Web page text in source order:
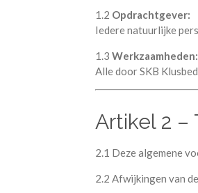
1.2 Opdrachtgever:
Iedere natuurlijke
1.3 Werkzaamheden:
Alle door SKB
Artikel 2 –
2.1 Deze algemene
2.2 Afwijkingen van